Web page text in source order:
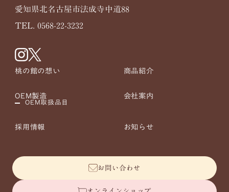
愛知県北名古屋市法成寺中道88
TEL. 0568-22-3232
桃の館の想い 商品紹介
OEM製造
OEM取扱品目
会社案内
採用情報 お知らせ
お問い合わせ